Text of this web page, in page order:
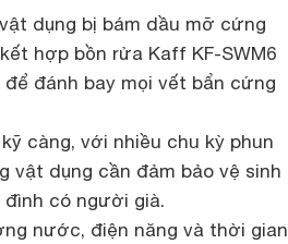
dụng bị bám dầu mỡ cứng
hợp bồn rửa Kaff KF-SWM6
đánh bay mọi vết bẩn cứng
càng, với nhiều chu kỳ phun
vật dụng cần đảm bảo vệ sinh
có người già.
nước, điện năng và thời gian